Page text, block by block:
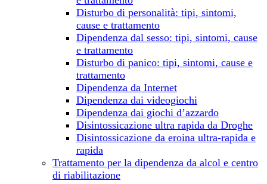
Disturbo di personalità: tipi, sintomi,
cause e trattamento
Dipendenza dal sesso: tipi, sintomi, cause
e trattamento
Disturbo di panico: tipi, sintomi, cause e
trattamento
Dipendenza da Internet
Dipendenza dai videogiochi
Dipendenza dai giochi d’azzardo
Disintossicazione ultra rapida da Droghe
Disintossicazione da eroina ultra-rapida e
rapida
Trattamento per la dipendenza da alcol e centro
di riabilitazione